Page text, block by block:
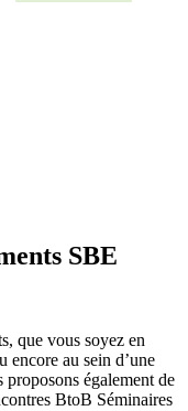
SBE
que vous soyez en
encore au sein d’une
également de
BtoB Séminaires